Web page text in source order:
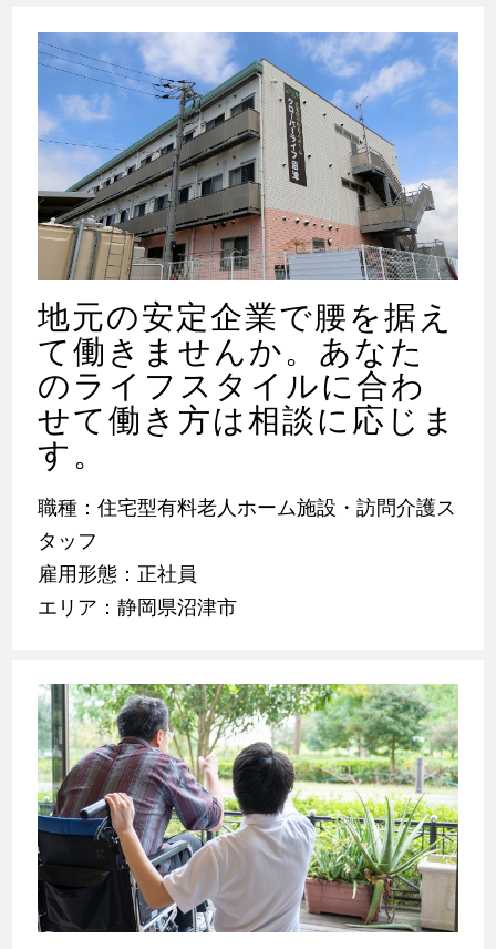
地元の安定企業で腰を据え
て働きませんか。あなた
のライフスタイルに合わ
せて働き方は相談に応じま
す。
職種：住宅型有料老人ホーム施設・訪問介護ス
タッフ
雇用形態：正社員
エリア：静岡県沼津市